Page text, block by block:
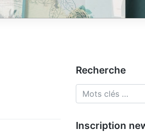
Recherche
Inscription